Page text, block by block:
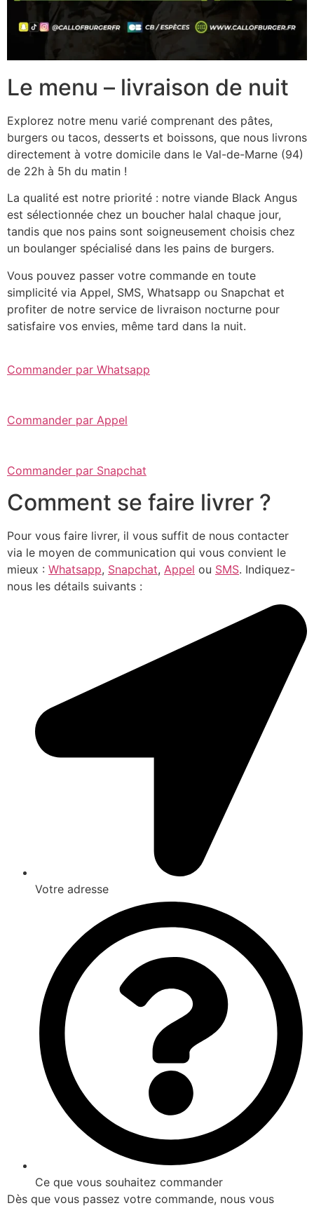
Le menu – livraison de nuit
Explorez notre menu varié comprenant des pâtes,
burgers ou tacos, desserts et boissons, que nous livrons
directement à votre domicile dans le Val-de-Marne (94)
de 22h à 5h du matin !
La qualité est notre priorité : notre viande Black Angus
est sélectionnée chez un boucher halal chaque jour,
tandis que nos pains sont soigneusement choisis chez
un boulanger spécialisé dans les pains de burgers.
Vous pouvez passer votre commande en toute
simplicité via Appel, SMS, Whatsapp ou Snapchat et
profiter de notre service de livraison nocturne pour
satisfaire vos envies, même tard dans la nuit.
Commander par Whatsapp
Commander par Appel
Commander par Snapchat
Comment se faire livrer ?
Pour vous faire livrer, il vous suffit de nous contacter
via le moyen de communication qui vous convient le
mieux : Whatsapp, Snapchat, Appel ou SMS. Indiquez-
nous les détails suivants :
Votre adresse
Ce que vous souhaitez commander
Dès que vous passez votre commande, nous vous